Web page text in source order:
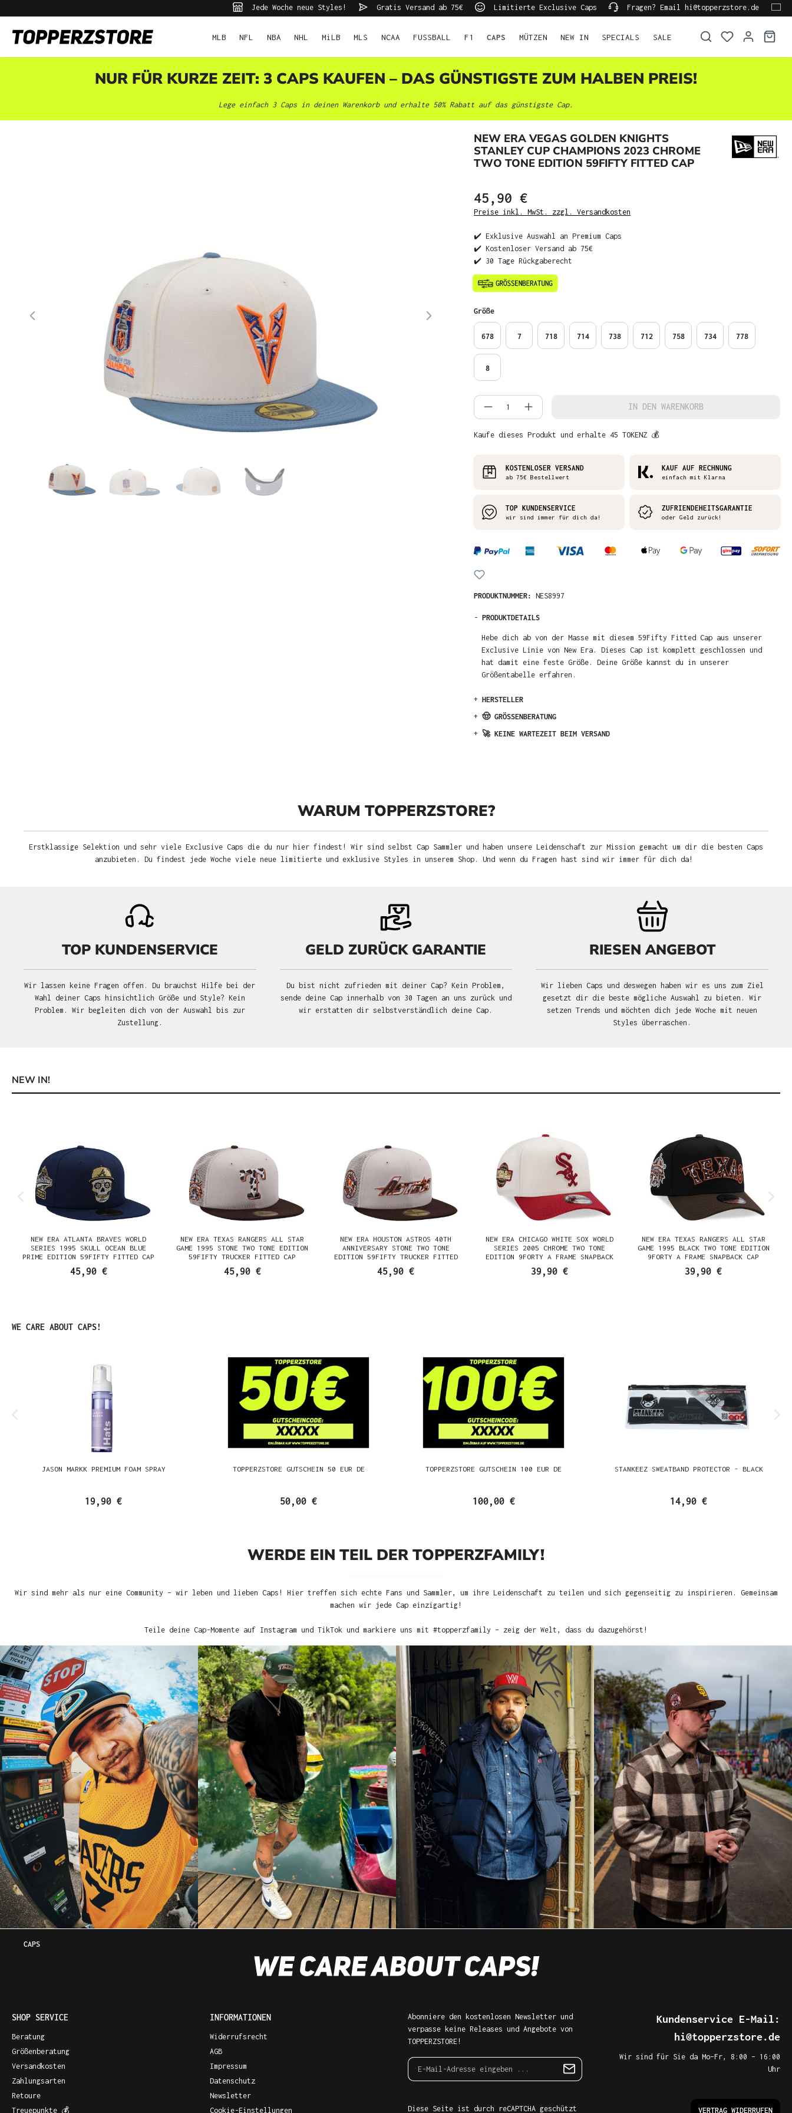
Jede Woche neue Styles! Gratis Versand ab 75€ Limitierte Exclusive Caps Fragen? Email hi@topperzstore.de
MLB NFL NBA NHL MiLB MLS NCAA FUSSBALL F1 CAPS MÜTZEN NEW IN SPECIALS SALE
NUR FÜR KURZE ZEIT: 3 CAPS KAUFEN – DAS GÜNSTIGSTE ZUM HALBEN PREIS!
Lege einfach 3 Caps in deinen Warenkorb und erhalte 50% Rabatt auf das günstigste Cap.
NEW ERA VEGAS GOLDEN KNIGHTS
STANLEY CUP CHAMPIONS 2023 CHROME
TWO TONE EDITION 59FIFTY FITTED CAP
45,90 €
Preise inkl. MwSt. zzgl. Versandkosten
✔️ Exklusive Auswahl an Premium Caps
✔️ Kostenloser Versand ab 75€
✔️ 30 Tage Rückgaberecht
Größeauswählen
678 7 718 714 738 712 758 734 778
8
Produkt Anzahl: Gib den gewünschten Wert
IN DEN WARENKORB
Kaufe dieses Produkt und erhalte 45 TOKENZ 💰
KOSTENLOSER VERSAND
ab 75€ Bestellwert
KAUF AUF RECHNUNG
einfach mit Klarna
TOP KUNDENSERVICE
wir sind immer für dich da!
ZUFRIENDEHEITSGARANTIE
oder Geld zurück!
PRODUKTNUMMER: NES8997
- PRODUKTDETAILS
Hebe dich ab von der Masse mit diesem 59Fifty Fitted Cap aus unserer
Exclusive Linie von New Era. Dieses Cap ist komplett geschlossen und
hat damit eine feste Größe. Deine Größe kannst du in unserer
Größentabelle erfahren.
+ HERSTELLER
+ 🤠 GRÖSSENBERATUNG
+ 🚀 KEINE WARTEZEIT BEIM VERSAND
WARUM TOPPERZSTORE?
Erstklassige Selektion und sehr viele Exclusive Caps die du nur hier findest! Wir sind selbst Cap Sammler und haben unsere Leidenschaft zur Mission gemacht um dir die besten Caps
anzubieten. Du findest jede Woche viele neue limitierte und exklusive Styles in unserem Shop. Und wenn du Fragen hast sind wir immer für dich da!
TOP KUNDENSERVICE
Wir lassen keine Fragen offen. Du brauchst Hilfe bei der
Wahl deiner Caps hinsichtlich Größe und Style? Kein
Problem. Wir begleiten dich von der Auswahl bis zur
Zustellung.
GELD ZURÜCK GARANTIE
Du bist nicht zufrieden mit deiner Cap? Kein Problem,
sende deine Cap innerhalb von 30 Tagen an uns zurück und
wir erstatten dir selbstverständlich deine Cap.
RIESEN ANGEBOT
Wir lieben Caps und deswegen haben wir es uns zum Ziel
gesetzt dir die beste mögliche Auswahl zu bieten. Wir
setzen Trends und möchten dich jede Woche mit neuen
Styles überraschen.
NEW IN!
NEW ERA ATLANTA BRAVES WORLD
SERIES 1995 SKULL OCEAN BLUE
PRIME EDITION 59FIFTY FITTED CAP
45,90 €
NEW ERA TEXAS RANGERS ALL STAR
GAME 1995 STONE TWO TONE EDITION
59FIFTY TRUCKER FITTED CAP
45,90 €
NEW ERA HOUSTON ASTROS 40TH
ANNIVERSARY STONE TWO TONE
EDITION 59FIFTY TRUCKER FITTED
CAP
45,90 €
NEW ERA CHICAGO WHITE SOX WORLD
SERIES 2005 CHROME TWO TONE
EDITION 9FORTY A FRAME SNAPBACK
CAP
39,90 €
NEW ERA TEXAS RANGERS ALL STAR
GAME 1995 BLACK TWO TONE EDITION
9FORTY A FRAME SNAPBACK CAP
39,90 €
Produktgalerie überspringen
WE CARE ABOUT CAPS!
JASON MARKK PREMIUM FOAM SPRAY
19,90 €
TOPPERZSTORE GUTSCHEIN 50 EUR DE
50,00 €
TOPPERZSTORE GUTSCHEIN 100 EUR DE
100,00 €
STANKEEZ SWEATBAND PROTECTOR - BLACK
14,90 €
WERDE EIN TEIL DER TOPPERZFAMILY!
Wir sind mehr als nur eine Community – wir leben und lieben Caps! Hier treffen sich echte Fans und Sammler, um ihre Leidenschaft zu teilen und sich gegenseitig zu inspirieren. Gemeinsam
machen wir jede Cap einzigartig!
Teile deine Cap-Momente auf Instagram und TikTok und markiere uns mit #topperzfamily – zeig der Welt, dass du dazugehörst!
CAPS
SHOP SERVICE
Beratung
Größenberatung
Versandkosten
Zahlungsarten
Retoure
Treuepunkte 💰
INFORMATIONEN
Widerrufsrecht
AGB
Impressum
Datenschutz
Newsletter
Cookie-Einstellungen
Abonniere den kostenlosen Newsletter und
verpasse keine Releases und Angebote von
TOPPERZSTORE!
Diese Seite ist durch reCAPTCHA geschützt
Kundenservice E-Mail:
hi@topperzstore.de
Wir sind für Sie da Mo–Fr, 8:00 – 16:00
Uhr
VERTRAG WIDERRUFEN